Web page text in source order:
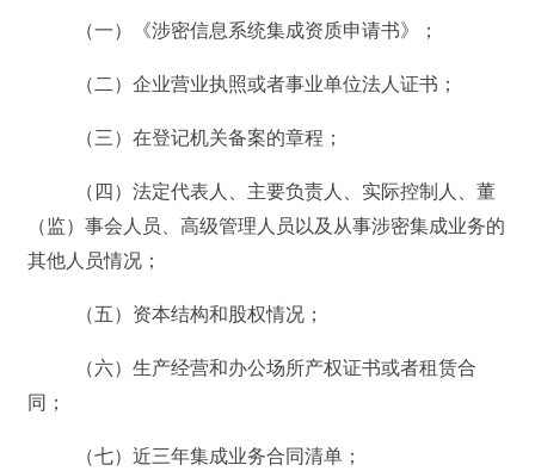
（一）《涉密信息系统集成资质申请书》；
（二）企业营业执照或者事业单位法人证书；
（三）在登记机关备案的章程；
（四）法定代表人、主要负责人、实际控制人、董
（监）事会人员、高级管理人员以及从事涉密集成业务的
其他人员情况；
（五）资本结构和股权情况；
（六）生产经营和办公场所产权证书或者租赁合
同；
（七）近三年集成业务合同清单；